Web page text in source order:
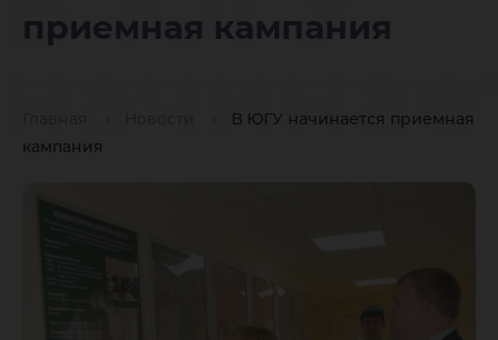
приемная кампания
В ЮГУ начинается приемная
кампания